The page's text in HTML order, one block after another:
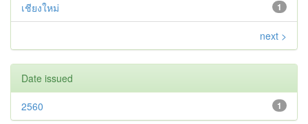
1
เชียงใหม่
next >
Date issued
1
2560